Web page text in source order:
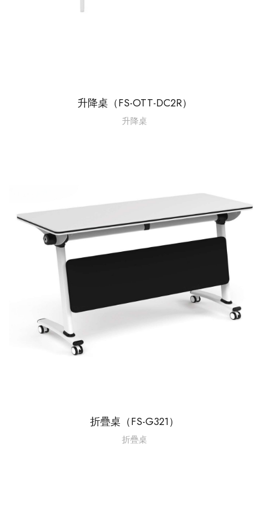
升降桌（FS-OTT-DC2R）
升降桌
折疊桌（FS-G321）
折疊桌